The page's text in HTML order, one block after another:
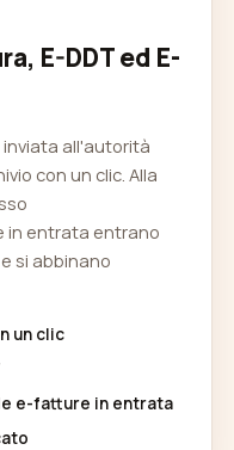
E-DDT ed E-
all'autorità
con un clic. Alla
in entrata entrano
si abbinano
un clic
e-fatture in entrata